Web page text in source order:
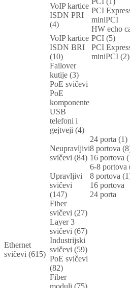
VoIP kartice
ISDN PRI
(4)
PCI
miniPCI
HW echo
VoIP kartice
ISDN BRI
(10)
PCI (5)
PCI
miniPCI (2)
Failover
kutije (3)
PoE svičevi
PoE
komponente
USB
telefoni i
gejtveji (4)
Ethernet
svičevi (615)
Neupravljivi
svičevi (84)
24 porta (1)
8 portova
16 portova
6-8 portova
Upravljivi
svičevi
(147)
8 portova
16 portova
24 porta
Fiber
svičevi (27)
Layer 3
svičevi (67)
Industrijski
svičevi (59)
PoE svičevi
(82)
Fiber